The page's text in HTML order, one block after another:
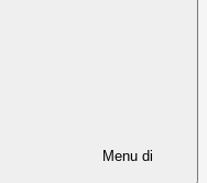
Menu di